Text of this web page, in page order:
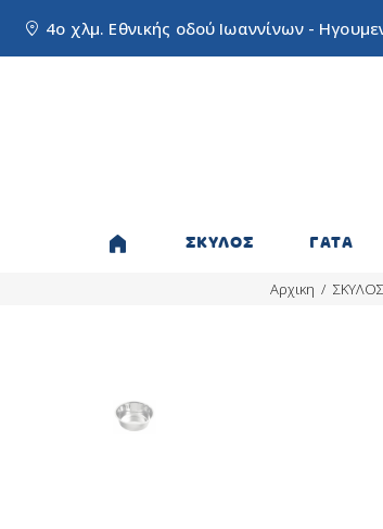
4ο χλμ. Εθνικής οδού Ιωαννίνων -
ΣΚΥΛΟΣ ΓΑΤΑ
Αρχικη ΣΚΥΛΟΣ